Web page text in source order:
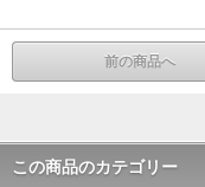
前の商品へ
この商品のカテゴリー